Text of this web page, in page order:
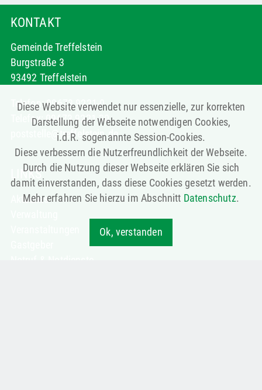
KONTAKT
Gemeinde Treffelstein
Burgstraße 3
93492 Treffelstein
Telefon: 09673 9221-0
Telefax: 09673 9221-30
poststelle@treffelstein.de
LINKS
Aktuelles
Diese Website verwendet nur essenzielle, zur korrekten
Darstellung der Webseite notwendigen Cookies,
i.d.R. sogenannte Session-Cookies.
Diese verbessern die Nutzerfreundlichkeit der Webseite.
Durch die Nutzung dieser Webseite erklären Sie sich
damit einverstanden, dass diese Cookies gesetzt werden.
Mehr erfahren Sie hierzu im Abschnitt Datenschutz.
Ok, verstanden